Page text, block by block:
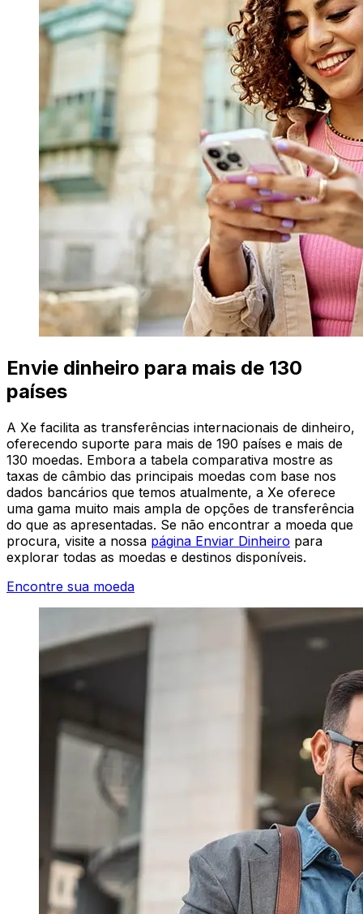
Envie dinheiro para mais de 130
países
A Xe facilita as transferências internacionais de dinheiro,
oferecendo suporte para mais de 190 países e mais de
130 moedas. Embora a tabela comparativa mostre as
taxas de câmbio das principais moedas com base nos
dados bancários que temos atualmente, a Xe oferece
uma gama muito mais ampla de opções de transferência
do que as apresentadas. Se não encontrar a moeda que
procura, visite a nossa página Enviar Dinheiro para
explorar todas as moedas e destinos disponíveis.
Encontre sua moeda